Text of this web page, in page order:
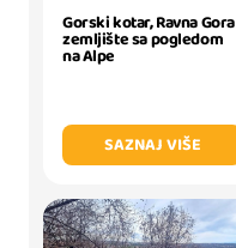
Gorski kotar, Ravna Gora
zemljište sa pogledom
na Alpe
SAZNAJ VIŠE